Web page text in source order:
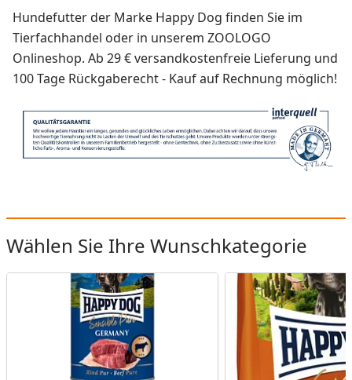
Hundefutter der Marke Happy Dog finden Sie im
Tierfachhandel oder in unserem ZOOLOGO
Onlineshop. Ab 29 € versandkostenfreie Lieferung und
100 Tage Rückgaberecht - Kauf auf Rechnung möglich!
Wählen Sie Ihre Wunschkategorie